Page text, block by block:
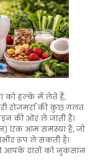
को हल्के में लेते हैं,
रोजमर्रा की कुछ गलत
की ओर ले जाती हैं।
एक आम समस्या है, जो
रूप ले सकती है।
आपके दांतों को नुकसान